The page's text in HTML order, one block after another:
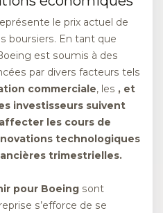
le prix actuel de
boursiers. En tant que
est soumis à des
par divers facteurs tels
commerciale, les , et
investisseurs suivent
les cours de
technologiques
trimestrielles.
pour Boeing sont
s’efforce de se